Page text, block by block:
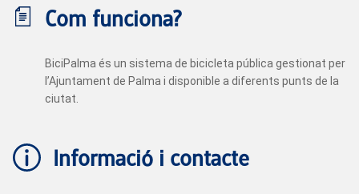
Com funciona?
BiciPalma és un sistema de bicicleta pública gestionat per
l’Ajuntament de Palma i disponible a diferents punts de la
ciutat.
Informació i contacte